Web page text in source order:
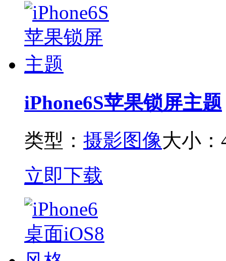
iPhone6S苹果锁屏主题
类型： 摄影图像大小：
立即下载